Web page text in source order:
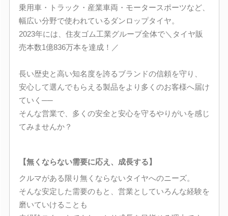
乗用車・トラック・産業車両・モータースポーツなど、
幅広い分野で使われているダンロップタイヤ。
2023年には、住友ゴム工業グループ全体で＼タイヤ販
売本数1億836万本を達成！／
長い歴史と高い知名度を誇るブランドの信頼を守り、
安心して選んでもらえる製品をより多くのお客様へ届け
ていく──
そんな営業で、多くの安全と安心を守るやりがいを感じ
てみませんか？
【無くならない需要に応え、成長する】
クルマがある限り無くならないタイヤへのニーズ。
そんな安定した需要のもと、営業としていろんな経験を
磨いていけることも